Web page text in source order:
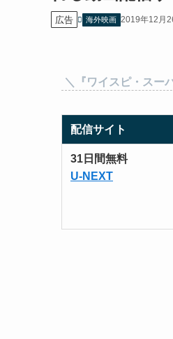
広告 海外映画 2019年12月
＼『ワイスピ・スー
配信サイト
31日間無料
U-NEXT